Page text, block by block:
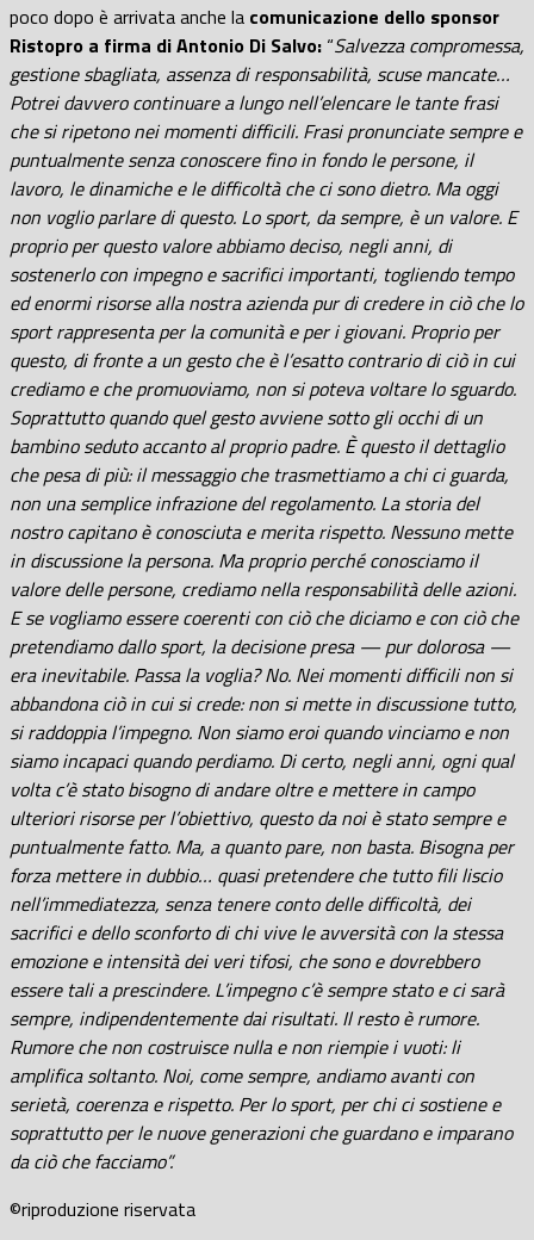
poco dopo è arrivata anche la comunicazione dello sponsor
Ristopro a firma di Antonio Di Salvo: “Salvezza compromessa,
gestione sbagliata, assenza di responsabilità, scuse mancate…
Potrei davvero continuare a lungo nell’elencare le tante frasi
che si ripetono nei momenti difficili. Frasi pronunciate sempre e
puntualmente senza conoscere fino in fondo le persone, il
lavoro, le dinamiche e le difficoltà che ci sono dietro. Ma oggi
non voglio parlare di questo. Lo sport, da sempre, è un valore. E
proprio per questo valore abbiamo deciso, negli anni, di
sostenerlo con impegno e sacrifici importanti, togliendo tempo
ed enormi risorse alla nostra azienda pur di credere in ciò che lo
sport rappresenta per la comunità e per i giovani. Proprio per
questo, di fronte a un gesto che è l’esatto contrario di ciò in cui
crediamo e che promuoviamo, non si poteva voltare lo sguardo.
Soprattutto quando quel gesto avviene sotto gli occhi di un
bambino seduto accanto al proprio padre. È questo il dettaglio
che pesa di più: il messaggio che trasmettiamo a chi ci guarda,
non una semplice infrazione del regolamento. La storia del
nostro capitano è conosciuta e merita rispetto. Nessuno mette
in discussione la persona. Ma proprio perché conosciamo il
valore delle persone, crediamo nella responsabilità delle azioni.
E se vogliamo essere coerenti con ciò che diciamo e con ciò che
pretendiamo dallo sport, la decisione presa — pur dolorosa —
era inevitabile. Passa la voglia? No. Nei momenti difficili non si
abbandona ciò in cui si crede: non si mette in discussione tutto,
si raddoppia l’impegno. Non siamo eroi quando vinciamo e non
siamo incapaci quando perdiamo. Di certo, negli anni, ogni qual
volta c’è stato bisogno di andare oltre e mettere in campo
ulteriori risorse per l’obiettivo, questo da noi è stato sempre e
puntualmente fatto. Ma, a quanto pare, non basta. Bisogna per
forza mettere in dubbio… quasi pretendere che tutto fili liscio
nell’immediatezza, senza tenere conto delle difficoltà, dei
sacrifici e dello sconforto di chi vive le avversità con la stessa
emozione e intensità dei veri tifosi, che sono e dovrebbero
essere tali a prescindere. L’impegno c’è sempre stato e ci sarà
sempre, indipendentemente dai risultati. Il resto è rumore.
Rumore che non costruisce nulla e non riempie i vuoti: li
amplifica soltanto. Noi, come sempre, andiamo avanti con
serietà, coerenza e rispetto. Per lo sport, per chi ci sostiene e
soprattutto per le nuove generazioni che guardano e imparano
da ciò che facciamo”.
©riproduzione riservata